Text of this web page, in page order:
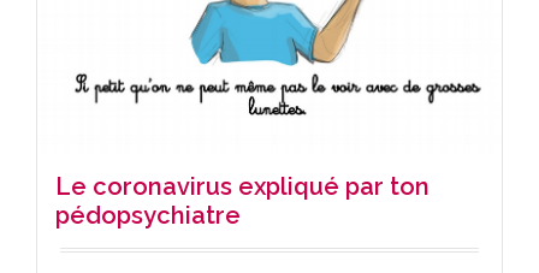
Le coronavirus expliqué par ton
pédopsychiatre